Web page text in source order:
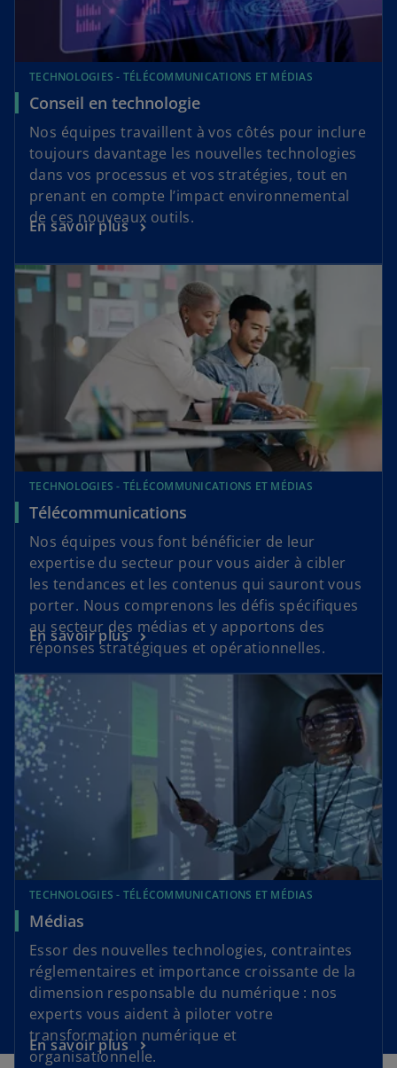
TECHNOLOGIES - TÉLÉCOMMUNICATIONS ET MÉDIAS
Conseil en technologie
Nos équipes travaillent à vos côtés pour inclure
toujours davantage les nouvelles technologies
dans vos processus et vos stratégies, tout en
prenant en compte l’impact environnemental
de ces nouveaux outils.
En savoir plus
TECHNOLOGIES - TÉLÉCOMMUNICATIONS ET MÉDIAS
Télécommunications
Nos équipes vous font bénéficier de leur
expertise du secteur pour vous aider à cibler
les tendances et les contenus qui sauront vous
porter. Nous comprenons les défis spécifiques
au secteur des médias et y apportons des
réponses stratégiques et opérationnelles.
En savoir plus
TECHNOLOGIES - TÉLÉCOMMUNICATIONS ET MÉDIAS
Médias
Essor des nouvelles technologies, contraintes
réglementaires et importance croissante de la
dimension responsable du numérique : nos
experts vous aident à piloter votre
transformation numérique et
organisationnelle.
En savoir plus